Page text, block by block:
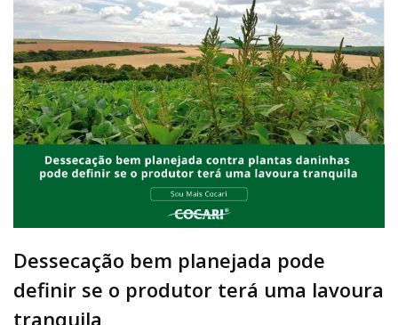
Dessecação bem planejada pode
definir se o produtor terá uma lavoura
tranquila